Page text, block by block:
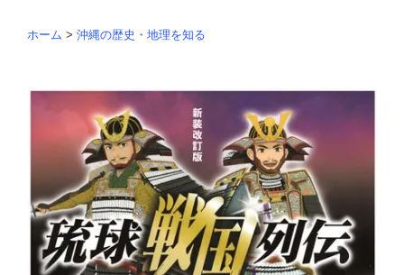
ホーム > 沖縄の歴史・地理を知る